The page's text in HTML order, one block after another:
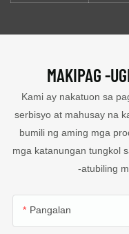
MAKIPAG -
Kami ay nakatuon sa
serbisyo at mahusay na
bumili ng aming mga
mga katanungan tungkol
-atubiling
Pangalan